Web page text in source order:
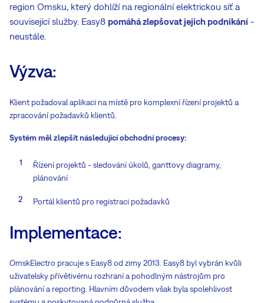
region Omsku, který dohlíží na regionální elektrickou síť a
související služby. Easy8 pomáhá zlepšovat jejich podnikání-
neustále.
Výzva:
Klient požadoval aplikaci na místě pro komplexní řízení projektů a
zpracování požadavků klientů.
Systém měl zlepšit následující obchodní procesy:
Řízení projektů - sledování úkolů, ganttovy diagramy,
plánování
Portál klientů pro registraci požadavků
Implementace:
OmskElectro pracuje s Easy8 od zimy 2013. Easy8 byl vybrán kvůli
uživatelsky přívětivému rozhraní a pohodlným nástrojům pro
plánování a reporting. Hlavním důvodem však byla spolehlivost